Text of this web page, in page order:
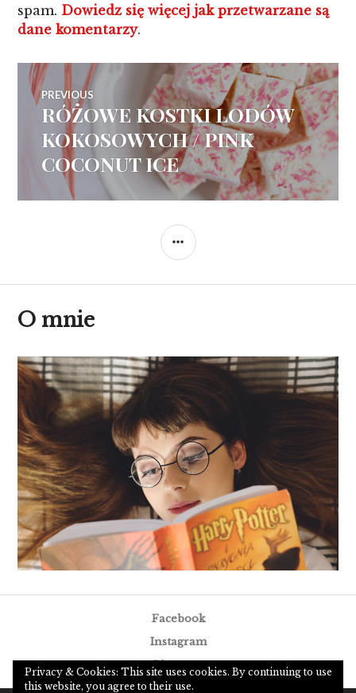
spam. Dowiedz się więcej jak przetwarzane są
dane komentarzy.
Nawigacja
wpisu
PREVIOUS
Previous
post:
RÓŻOWE KOSTKI LODÓW
KOKOSOWYCH / PINK
COCONUT ICE
SIDEBAR
O mnie
Facebook
Instagram
Pinterest
Privacy & Cookies: This site uses cookies. By continuing to use
this website, you agree to their use.